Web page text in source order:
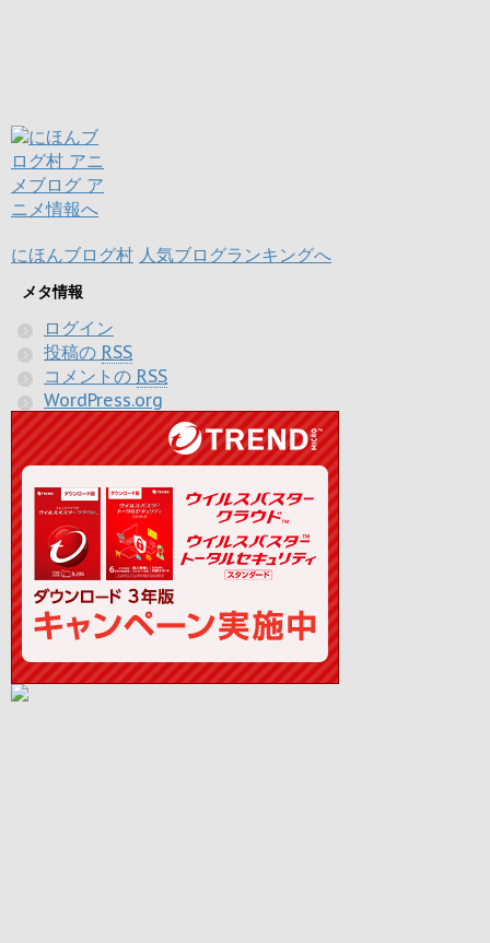
にほんブログ村 人気ブログランキングへ
メタ情報
ログイン
投稿の RSS
コメントの RSS
WordPress.org